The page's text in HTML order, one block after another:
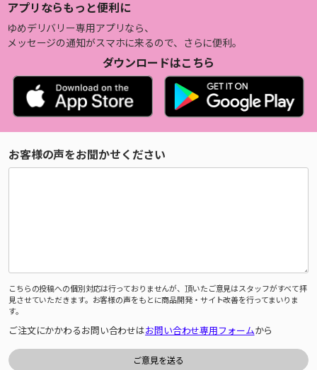
アプリならもっと便利に
ゆめデリバリー専用アプリなら、
メッセージの通知がスマホに来るので、さらに便利。
ダウンロードはこちら
お客様の声をお聞かせください
こちらの投稿への個別対応は行っておりませんが、頂いたご意見はスタッフがすべて拝
見させていただきます。お客様の声をもとに商品開発・サイト改善を行ってまいりま
す。
ご注文にかかわるお問い合わせはお問い合わせ専用フォームから